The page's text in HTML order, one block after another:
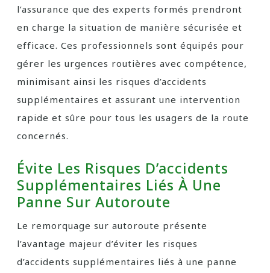
l’assurance que des experts formés prendront
en charge la situation de manière sécurisée et
efficace. Ces professionnels sont équipés pour
gérer les urgences routières avec compétence,
minimisant ainsi les risques d’accidents
supplémentaires et assurant une intervention
rapide et sûre pour tous les usagers de la route
concernés.
Évite Les Risques D’accidents
Supplémentaires Liés À Une
Panne Sur Autoroute
Le remorquage sur autoroute présente
l’avantage majeur d’éviter les risques
d’accidents supplémentaires liés à une panne